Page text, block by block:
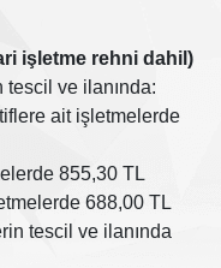
işletme rehni dahil)
tescil ve ilanında:
ait işletmelerde
855,30 TL
688,00 TL
tescil ve ilanında